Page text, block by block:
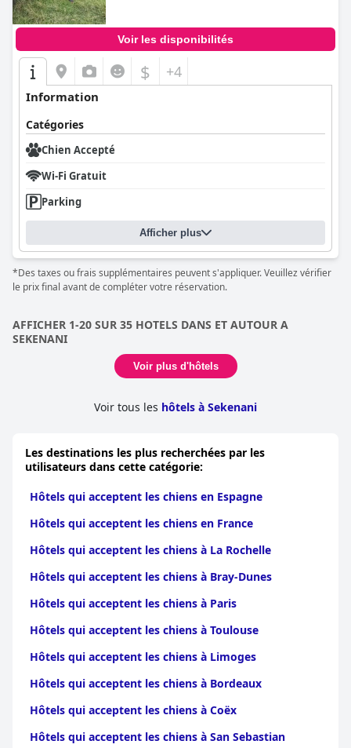
Voir les disponibilités
$ +4
Information
Catégories
Chien Accepté
Wi-Fi Gratuit
Parking
Afficher plus
*Des taxes ou frais supplémentaires peuvent s'appliquer. Veuillez vérifier
le prix final avant de compléter votre réservation.
AFFICHER 1-20 SUR 35 HOTELS DANS ET AUTOUR A
SEKENANI
Voir plus d'hôtels
Voir tous les hôtels à Sekenani
Les destinations les plus recherchées par les
utilisateurs dans cette catégorie:
Hôtels qui acceptent les chiens en Espagne
Hôtels qui acceptent les chiens en France
Hôtels qui acceptent les chiens à La Rochelle
Hôtels qui acceptent les chiens à Bray-Dunes
Hôtels qui acceptent les chiens à Paris
Hôtels qui acceptent les chiens à Toulouse
Hôtels qui acceptent les chiens à Limoges
Hôtels qui acceptent les chiens à Bordeaux
Hôtels qui acceptent les chiens à Coëx
Hôtels qui acceptent les chiens à San Sebastian